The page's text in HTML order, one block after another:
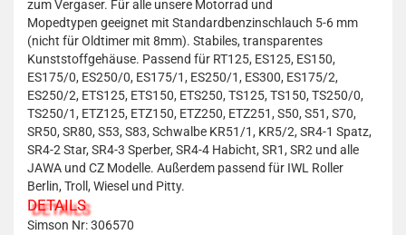
zum Vergaser. Für alle unsere Motorrad und
Mopedtypen geeignet mit Standardbenzinschlauch 5-6 mm
(nicht für Oldtimer mit 8mm). Stabiles, transparentes
Kunststoffgehäuse. Passend für RT125, ES125, ES150,
ES175/0, ES250/0, ES175/1, ES250/1, ES300, ES175/2,
ES250/2, ETS125, ETS150, ETS250, TS125, TS150, TS250/0,
TS250/1, ETZ125, ETZ150, ETZ250, ETZ251, S50, S51, S70,
SR50, SR80, S53, S83, Schwalbe KR51/1, KR5/2, SR4-1 Spatz,
SR4-2 Star, SR4-3 Sperber, SR4-4 Habicht, SR1, SR2 und alle
JAWA und CZ Modelle. Außerdem passend für IWL Roller
Berlin, Troll, Wiesel und Pitty.
DETAILS
Simson Nr:306570